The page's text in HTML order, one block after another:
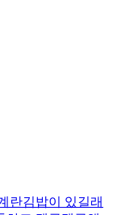
란김밥이 있길래